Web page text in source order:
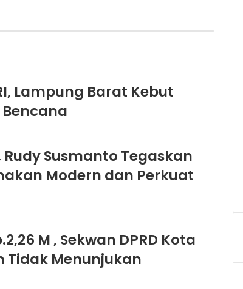
Lampung Barat Kebut
Susmanto Tegaskan
Modern dan Perkuat
M , Sekwan DPRD Kota
Tidak Menunjukan